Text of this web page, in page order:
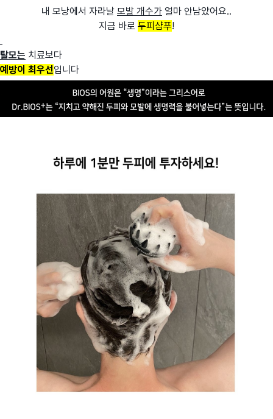
내 모낭에서 자라날 모발 개수가 얼마 안남았어요..
지금 바로 두피샴푸!
탈모는 치료보다
예방이 최우선입니다